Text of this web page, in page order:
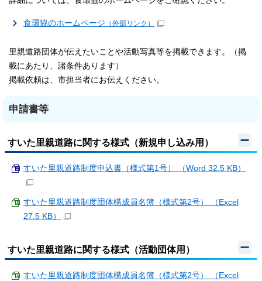
食環協のホームページ （外部リンク）
里親道路団体が伝えたいことや活動写真等を掲載できます。（掲
載にあたり、諸条件あります）
掲載依頼は、市担当者にお伝えください。
申請書等
すいた里親道路に関する様式（新規申し込み用）
すいた里親道路制度申込書（様式第1号） （Word 32.5 KB）
すいた里親道路制度団体構成員名簿（様式第2号） （Excel
27.5 KB）
すいた里親道路に関する様式（活動団体用）
すいた里親道路制度団体構成員名簿（様式第2号） （Excel